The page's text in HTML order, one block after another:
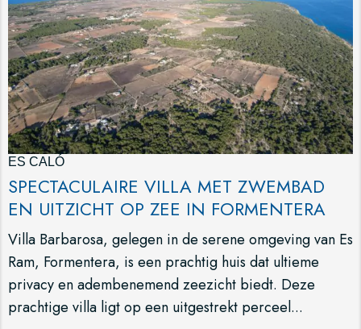
ES CALÓ
SPECTACULAIRE VILLA MET ZWEMBAD
EN UITZICHT OP ZEE IN FORMENTERA
Villa Barbarosa, gelegen in de serene omgeving van Es
Ram, Formentera, is een prachtig huis dat ultieme
privacy en adembenemend zeezicht biedt. Deze
prachtige villa ligt op een uitgestrekt perceel...